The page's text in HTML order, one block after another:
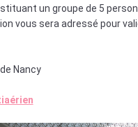
un groupe de 5
vous sera adressé pour
Nancy